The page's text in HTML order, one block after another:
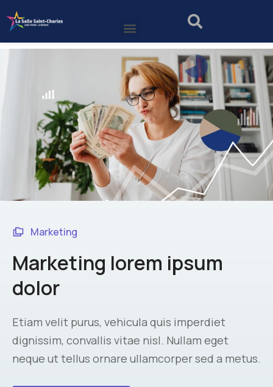
Marketing
Marketing lorem ipsum
dolor
Etiam velit purus, vehicula quis imperdiet
dignissim, convallis vitae nisl. Nullam eget
neque ut tellus ornare ullamcorper sed a metus.